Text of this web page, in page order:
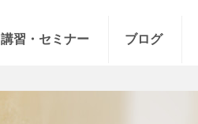
講習・セミナー ブログ